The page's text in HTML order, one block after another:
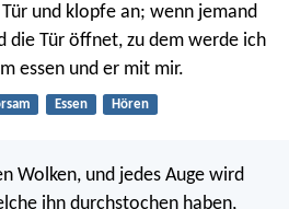
und klopfe an; wenn jemand
die Tür öffnet, zu dem werde ich
essen und er mit mir.
Essen Hören
Wolken, und jedes Auge wird
ihn durchstochen haben,